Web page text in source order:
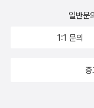
에 목구조를 채택하면
부분으로 나뉘는 외관
모듈 방식의 설계 방
일반문
1:1 문의